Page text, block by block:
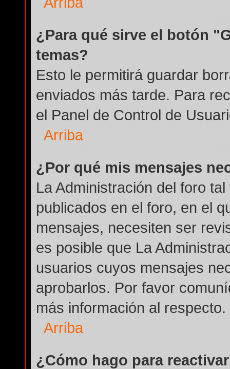
¿Para qué sirve el botón
temas?
Esto le permitirá guardar
enviados más tarde. Para
el Panel de Control de
Arriba
¿Por qué mis mensajes
La Administración del foro
publicados en el foro, en el
mensajes, necesiten ser
es posible que La
usuarios cuyos mensajes
aprobarlos. Por favor
más información al respecto.
Arriba
¿Cómo hago para